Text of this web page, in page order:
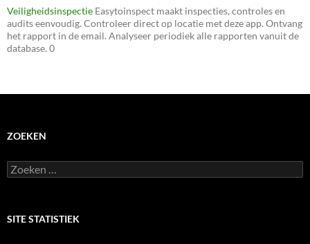
Veiligheidsinspectie Easytoinspect maakt inspecties, controles en
audits eenvoudig. Controleer direct op locatie met deze app. Ontvang
het rapport in de email. Analyseer periodiek alle rapporten vanuit de
database. 0
ZOEKEN
Zoeken
naar:
SITE STATISTIEK